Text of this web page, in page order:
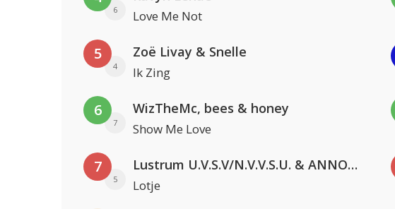
6 Love Me Not
5
4
Zoë Livay & Snelle
Ik Zing
6
7
WizTheMc, bees & honey
Show Me Love
7
5
Lustrum U.V.S.V/N.V.V.S.U. & ANNO ONS & Jopke van Dobbenburgh & Roeland Beelen
Lotje